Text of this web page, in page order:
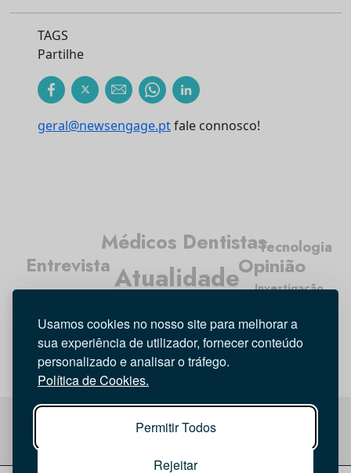
Usamos cookies no nosso site para melhorar a
sua experiência de utilizador, fornecer conteúdo
personalizado e analisar o tráfego.
Política de Cookies.
Permitir Todos
Rejeitar
TAGS
Partilhe
geral@newsengage.ptfale connosco!
Atualidade
Médicos Dentistas
Higiene Oral
Entrevista Opinião
Tecnologia
Investigação